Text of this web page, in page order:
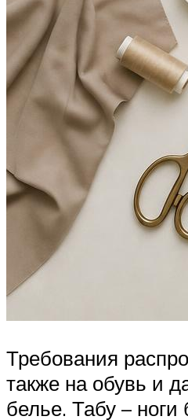
Требования
также на обувь и
белье. Табу – ноги